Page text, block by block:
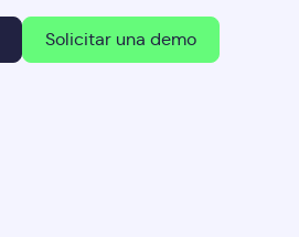
Solicitar una demo